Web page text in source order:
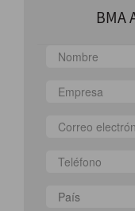
BMA
País